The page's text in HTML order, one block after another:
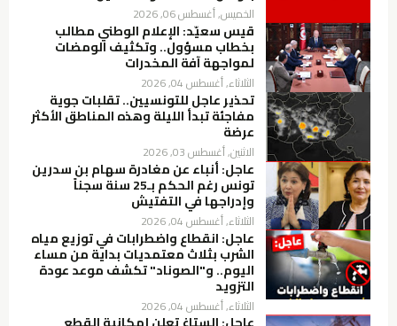
الخميس, أغسطس 06, 2026
قيس سعيّد: الإعلام الوطني مطالب
بخطاب مسؤول.. وتكثيف الومضات
لمواجهة آفة المخدرات
الثلاثاء, أغسطس 04, 2026
تحذير عاجل للتونسيين.. تقلبات جوية
مفاجئة تبدأ الليلة وهذه المناطق الأكثر
عرضة
الاثنين, أغسطس 03, 2026
عاجل: أنباء عن مغادرة سهام بن سدرين
تونس رغم الحكم بـ25 سنة سجناً
وإدراجها في التفتيش
الثلاثاء, أغسطس 04, 2026
عاجل: انقطاع واضطرابات في توزيع مياه
الشرب بثلاث معتمديات بداية من مساء
اليوم.. و"الصوناد" تكشف موعد عودة
التزويد
الثلاثاء, أغسطس 04, 2026